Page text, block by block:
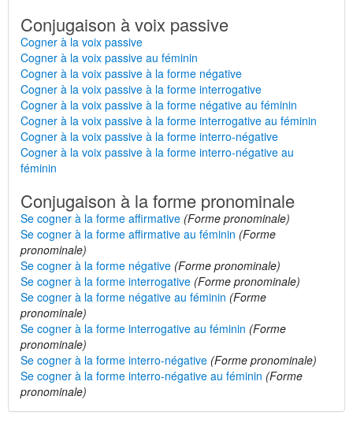
Conjugaison à voix passive
Cogner à la voix passive
Cogner à la voix passive au féminin
Cogner à la voix passive à la forme négative
Cogner à la voix passive à la forme interrogative
Cogner à la voix passive à la forme négative au féminin
Cogner à la voix passive à la forme interrogative au féminin
Cogner à la voix passive à la forme interro-négative
Cogner à la voix passive à la forme interro-négative au
féminin
Conjugaison à la forme pronominale
Se cogner à la forme affirmative (Forme pronominale)
Se cogner à la forme affirmative au féminin (Forme
pronominale)
Se cogner à la forme négative (Forme pronominale)
Se cogner à la forme interrogative (Forme pronominale)
Se cogner à la forme négative au féminin (Forme
pronominale)
Se cogner à la forme interrogative au féminin (Forme
pronominale)
Se cogner à la forme interro-négative (Forme pronominale)
Se cogner à la forme interro-négative au féminin (Forme
pronominale)